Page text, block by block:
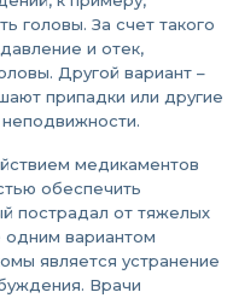
головы. За счет такого
и отек,
Другой вариант –
припадки или другие
медикаментов
обеспечить
пострадал от тяжелых
одним вариантом
является устранение
Врачи